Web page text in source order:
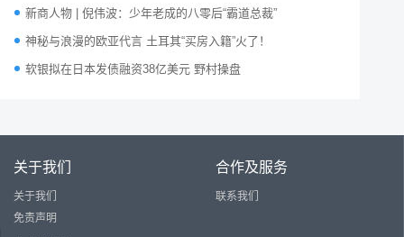
新商人物 | 倪伟波：少年老成的八零后“霸道总裁”
神秘与浪漫的欧亚代言 土耳其“买房入籍”火了！
软银拟在日本发债融资38亿美元 野村操盘
关于我们
关于我们
免责声明
合作及服务
联系我们